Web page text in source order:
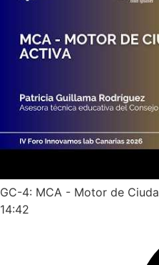
GC-4: MCA - Motor de
14:42